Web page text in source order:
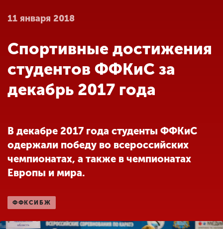
Абитуриенту
Обучение
Наука
Международная
деятельность
Другие виды
деятельности
11 января 2018
Спортивные достижения
студентов ФФКиС за
декабрь 2017 года
В декабре 2017 года студенты ФФКиС
одержали победу во всероссийских
чемпионатах, а также в чемпионатах
Европы и мира.
ФФКСИБЖ